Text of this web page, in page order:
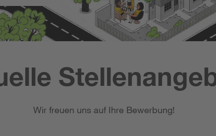
Wir freuen uns auf Ihre Bewerbung!